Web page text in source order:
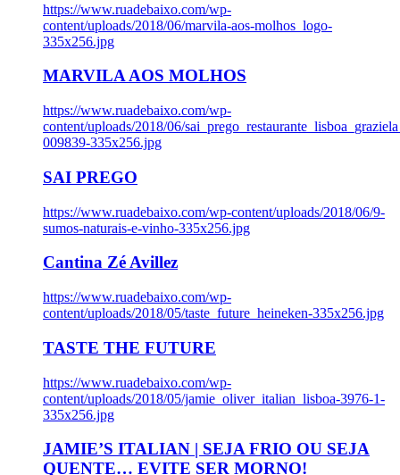
https://www.ruadebaixo.com/wp-
content/uploads/2018/06/marvila-aos-molhos_logo-
335x256.jpg
MARVILA AOS MOLHOS
https://www.ruadebaixo.com/wp-
content/uploads/2018/06/
009839-335x256.jpg
SAI PREGO
https://www.ruadebaixo.com/wp-content/uploads/2018/06/9-
sumos-naturais-e-vinho-335x256.jpg
Cantina Zé Avillez
https://www.ruadebaixo.com/wp-
content/uploads/2018/05/taste_future_heineken-335x256.jpg
TASTE THE FUTURE
https://www.ruadebaixo.com/wp-
content/uploads/2018/05/jamie_oliver_italian_lisboa-3976-1-
335x256.jpg
JAMIE’S ITALIAN | SEJA FRIO OU SEJA
QUENTE… EVITE SER MORNO!